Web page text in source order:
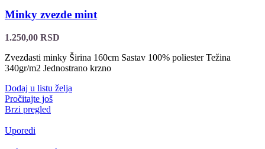
Minky zvezde mint
1.250,00 RSD
Zvezdasti minky Širina 160cm Sastav 100% poliester Težina
340gr/m2 Jednostrano krzno
Dodaj u listu želja
Pročitajte još
Brzi pregled
Uporedi